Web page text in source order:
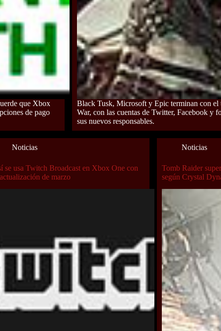
que Xbox
de pago
Black Tusk, Microsoft y Epic terminan con el
War, con las cuentas de Twitter, Facebook y
sus nuevos responsables.
Noticias
se usa Twitch Broadcast en Xbox One con
de marzo
Noticias
Tomb Raider
según Crystal